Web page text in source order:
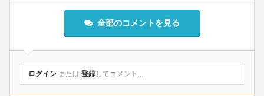
全部のコメントを見る
ログイン または 登録 してコメント...